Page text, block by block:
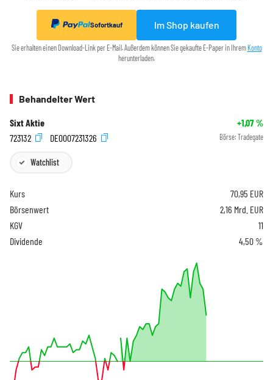
Sofortkauf Im Shop kaufen
Sie erhalten einen Download-Link per E-Mail. Außerdem können Sie gekaufte E-Paper in IhremKonto
herunterladen.
Behandelter Wert
Sixt Aktie +1,07%
723132
DE0007231326 Börse: Tradegate
Watchlist
Kurs 70,95 EUR
Börsenwert
2,16 Mrd. EUR
KGV
11
Dividende
4,50 %